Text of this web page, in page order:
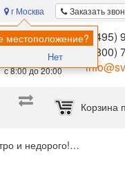
Заказать
г Москва
местоположение?
Нет
Помощь в
выборе:
Ежедневно,
с 8:00 до 20:00
8 (495)
8
Корзина
и недорого!